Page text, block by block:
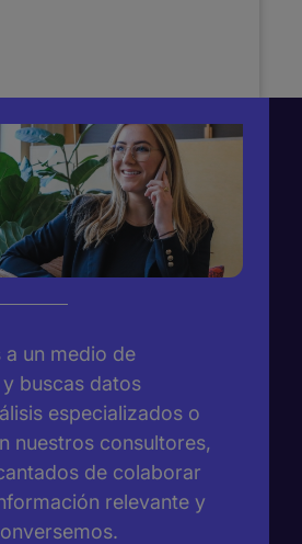
a un medio de
buscas datos
especializados o
nuestros consultores,
de colaborar
relevante y